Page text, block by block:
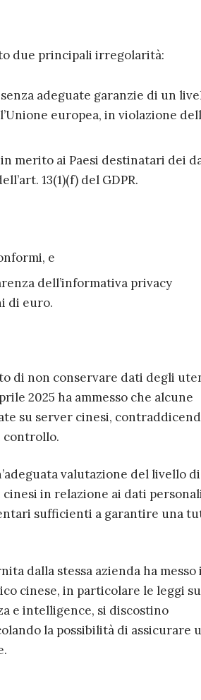
due principali irregolarità:
adeguate garanzie di un
europea, in violazione
merito ai Paesi destinatari dei
13(1)(f) del GDPR.
e
dell’informativa privacy
di euro.
di non conservare dati degli
2025 ha ammesso che alcune
su server cinesi,
controllo.
valutazione del livello di
in relazione ai dati
sufficienti a garantire una
dalla stessa azienda ha messo
cinese, in particolare le leggi su
e intelligence, si discostino
la possibilità di assicurare